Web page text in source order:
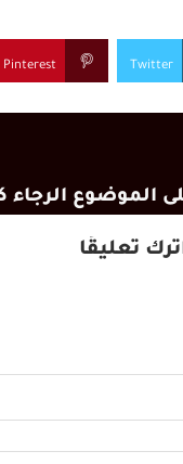
Twitter
Pinterest
الموضوع الرجاء
تعليقًا